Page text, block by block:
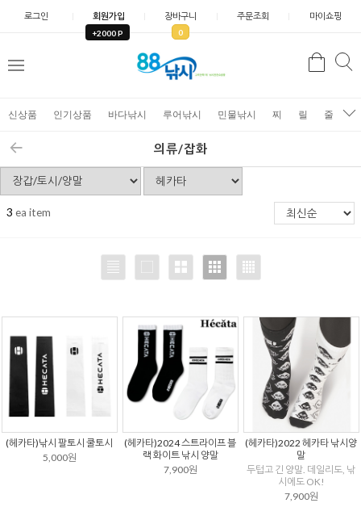
로그인 회원가입
+2000 P
장바구니
0
주문조회 마이쇼핑
검
신상품 인기상품 바다낚시 루어낚시 민물낚시 찌 릴 줄
의류/잡화
3 ea item
(헤카타)낚시 팔토시 쿨토시
5,000원
(헤카타)2024 스트라이프 블
랙 화이트 낚시 양말
7,900원
(헤카타)2022 헤카타 낚시양
말
두텁고 긴 양말. 데일리도, 낚
시에도 OK!
7,900원